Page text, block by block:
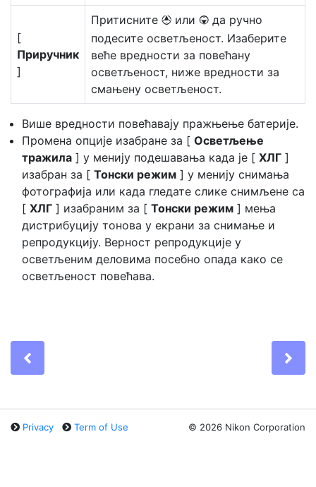
[
Приручник
]
Притисните 1 или 3 да ручно
подесите осветљеност. Изаберите
веће вредности за повећану
осветљеност, ниже вредности за
смањену осветљеност.
Више вредности повећавају пражњење батерије.
Промена опције изабране за [ Осветљење
тражила ] у менију подешавања када је [ ХЛГ ]
изабран за [ Тонски режим ] у менију снимања
фотографија или када гледате слике снимљене са
[ ХЛГ ] изабраним за [ Тонски режим ] мења
дистрибуцију тонова у екрани за снимање и
репродукцију. Верност репродукције у
осветљеним деловима посебно опада како се
осветљеност повећава.
Privacy Term of Use © 2026 Nikon Corporation